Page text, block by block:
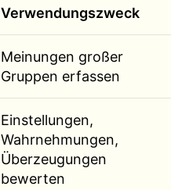
Verwendungszweck
Meinungen großer
Gruppen erfassen
Einstellungen,
Wahrnehmungen,
Überzeugungen
bewerten